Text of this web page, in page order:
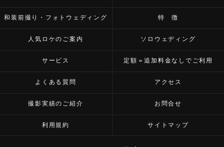
和装前撮り・フォトウェディング 特 徴
人気ロケのご案内 ソロウェディング
サービス 定額＝追加料金なしでご利用
よくある質問 アクセス
撮影実績のご紹介 お問合せ
利用規約 サイトマップ